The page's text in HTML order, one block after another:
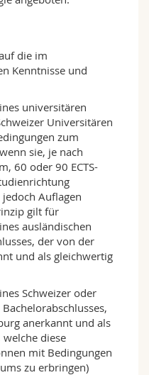
ob sie ihre
möchten.
Ihr Wissen über
vertiefen und die
als auch in
der akademischen
erlernen. Die
von
der Studierenden
begleitet.
Universitäten
Sie Kurse in
und sich diese
Freiburg
(60 ECTS-
zu
ECTS-Kreditpunkte
zu 90 ECTS-
der
dass die
des täglichen
in der Forschung
lernen, ein
die im
Kenntnisse und
universitären
Universitären
zum
sie, je nach
60 oder 90 ECTS-
Auflagen
gilt für
ausländischen
der von der
und als gleichwertig
Schweizer oder
anerkannt und als
diese
mit Bedingungen
zu erbringen)